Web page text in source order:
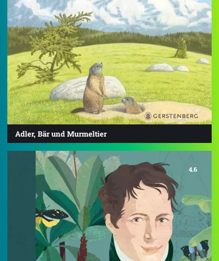
Adler, Bär und Murmeltier
4.6